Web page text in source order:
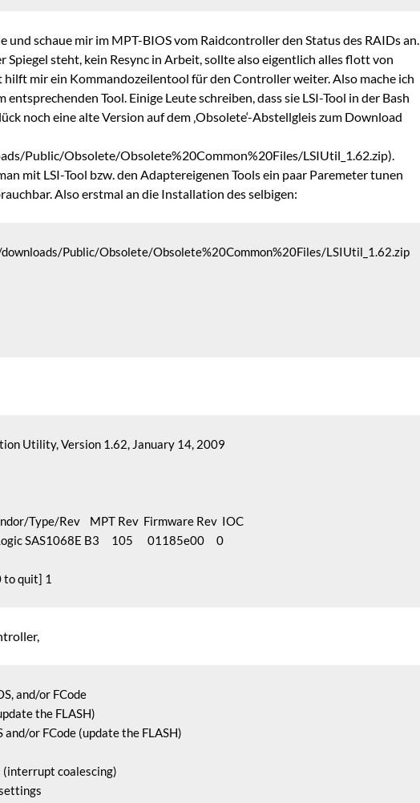
und schaue mir im MPT-BIOS vom Raidcontroller den Status des RAIDs an.
Spiegel steht, kein Resync in Arbeit, sollte also eigentlich alles flott von
hilft mir ein Kommandozeilentool für den Controller weiter. Also mache ich
entsprechenden Tool. Einige Leute schreiben, dass sie LSI-Tool in der Bash
noch eine alte Version auf dem ‚Obsolete‘-Abstellgleis zum Download
Public/Obsolete/Obsolete%20Common%20Files/LSIUtil_1.62.zip).
mit LSI-Tool bzw. den Adaptereigenen Tools ein paar Paremeter tunen
Also erstmal an die Installation des selbigen:
Public/Obsolete/Obsolete%20Common%20Files/LSIUtil_1.62.zip
Utility, Version 1.62, January 14, 2009
Type/Rev    MPT Rev  Firmware Rev  IOC
SAS1068E B3     105      01185e00     0
to quit] 1
and/or FCode
the FLASH)
and/or FCode (update the FLASH)
(interrupt coalescing)
Unit settings